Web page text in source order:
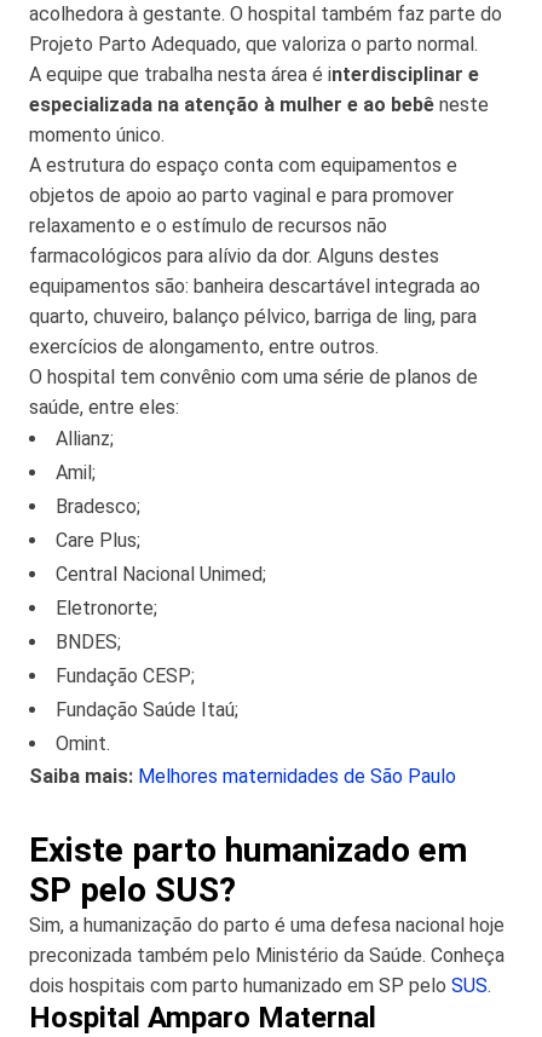
acolhedora à gestante. O hospital também faz parte do
Projeto Parto Adequado, que valoriza o parto normal.
A equipe que trabalha nesta área é interdisciplinar e
especializada na atenção à mulher e ao bebê neste
momento único.
A estrutura do espaço conta com equipamentos e
objetos de apoio ao parto vaginal e para promover
relaxamento e o estímulo de recursos não
farmacológicos para alívio da dor. Alguns destes
equipamentos são: banheira descartável integrada ao
quarto, chuveiro, balanço pélvico, barriga de ling, para
exercícios de alongamento, entre outros.
O hospital tem convênio com uma série de planos de
saúde, entre eles:
Allianz;
Amil;
Bradesco;
Care Plus;
Central Nacional Unimed;
Eletronorte;
BNDES;
Fundação CESP;
Fundação Saúde Itaú;
Omint.
Saiba mais: Melhores maternidades de São Paulo
Existe parto humanizado em
SP pelo SUS?
Sim, a humanização do parto é uma defesa nacional hoje
preconizada também pelo Ministério da Saúde. Conheça
dois hospitais com parto humanizado em SP pelo SUS.
Hospital Amparo Maternal